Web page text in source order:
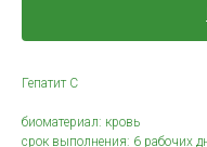
Гепатит С
биоматериал: кровь
срок выполнения: 6 рабочих